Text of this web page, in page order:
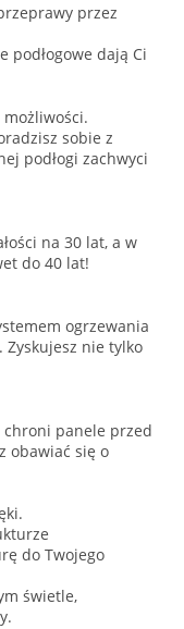
przez
podłogowe dają Ci
możliwości.
sobie z
podłogi zachwyci
na 30 lat, a w
do 40 lat!
ogrzewania
Zyskujesz nie tylko
chroni panele przed
obawiać się o
do Twojego
świetle,